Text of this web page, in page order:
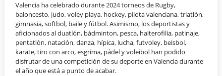
Valencia ha celebrado durante 2024 torneos de Rugby,
baloncesto, judo, voley playa, hockey, pilota valenciana, triatlón,
gimnasia, softbol, baile y fútbol. Asimismo, los deportistas y
aficionados al duatlón, bádminton, pesca, halterofilia, patinaje,
pentatlón, natación, danza, hípica, lucha, futvoley, beisbol,
karate, tiro con arco, esgrima, pádel y voleibol han podido
disfrutar de una competición de su deporte en Valencia durante
el año que está a punto de acabar.